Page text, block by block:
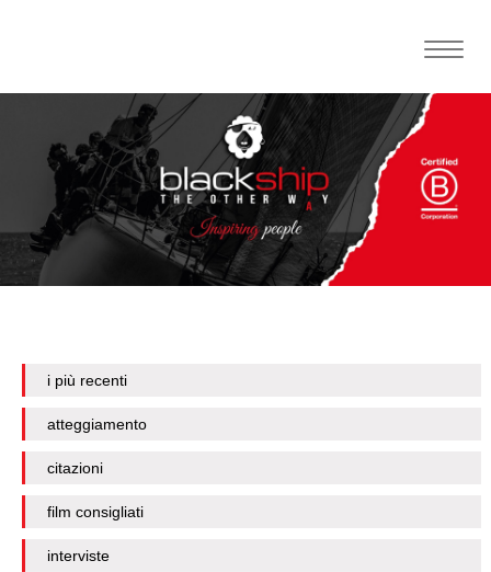
Toggle
i più recenti
atteggiamento
citazioni
film consigliati
interviste